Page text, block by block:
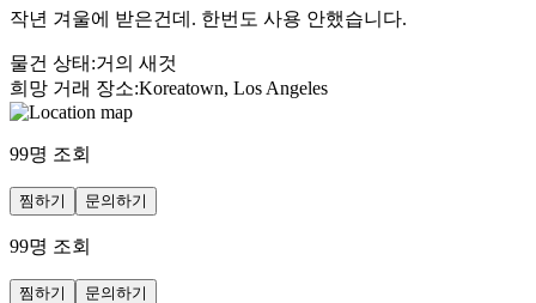
작년 겨울에 받은건데. 한번도 사용 안했습니다.
물건 상태 :거의 새것
희망 거래 장소:Koreatown, Los Angeles
99명 조회
찜하기 문의하기
99명 조회
찜하기 문의하기